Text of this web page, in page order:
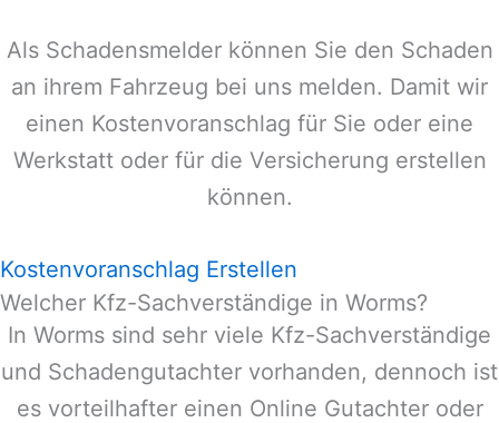
Als Schadensmelder können Sie den Schaden
an ihrem Fahrzeug bei uns melden. Damit wir
einen Kostenvoranschlag für Sie oder eine
Werkstatt oder für die Versicherung erstellen
können.
Kostenvoranschlag Erstellen
Welcher Kfz-Sachverständige in Worms?
In Worms sind sehr viele Kfz-Sachverständige
und Schadengutachter vorhanden, dennoch ist
es vorteilhafter einen Online Gutachter oder